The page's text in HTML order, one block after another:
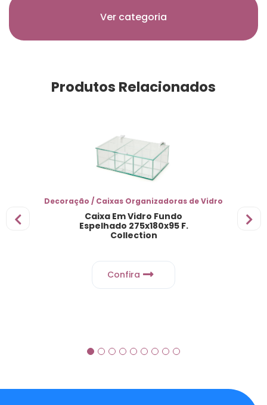
Ver categoria
Produtos Relacionados
Decoração / Caixas Organizadoras de Vidro
Caixa Em Vidro Fundo
Espelhado 275x180x95 F.
Collection
Confira